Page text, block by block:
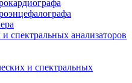
спектральных анализаторов
и спектральных